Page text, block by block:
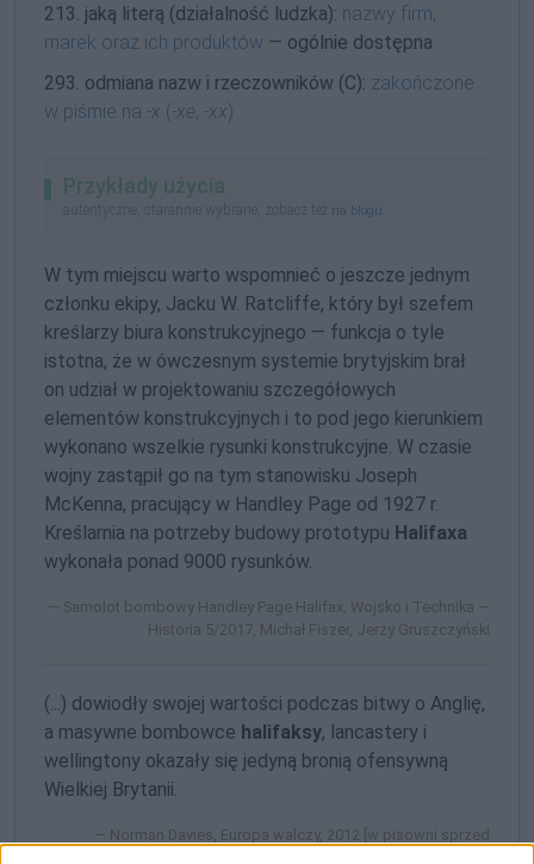
213. jaką literą (działalność ludzka): nazwy firm,
marek oraz ich produktów — ogólnie dostępna
293. odmiana nazw i rzeczowników (C): zakończone
w piśmie na -x (-xe, -xx)
Przykłady użycia
autentyczne, starannie wybrane, zobacz też na blogu
W tym miejscu warto wspomnieć o jeszcze jednym
członku ekipy, Jacku W. Ratcliffe, który był szefem
kreślarzy biura konstrukcyjnego — funkcja o tyle
istotna, że w ówczesnym systemie brytyjskim brał
on udział w projektowaniu szczegółowych
elementów konstrukcyjnych i to pod jego kierunkiem
wykonano wszelkie rysunki konstrukcyjne. W czasie
wojny zastąpił go na tym stanowisku Joseph
McKenna, pracujący w Handley Page od 1927 r.
Kreślarnia na potrzeby budowy prototypu Halifaxa
wykonała ponad 9000 rysunków.
Samolot bombowy Handley Page Halifax, Wojsko i Technika —
Historia 5/2017, Michał Fiszer, Jerzy Gruszczyński
(...) dowiodły swojej wartości podczas bitwy o Anglię,
a masywne bombowce halifaksy, lancastery i
wellingtony okazały się jedyną bronią ofensywną
Wielkiej Brytanii.
Norman Davies, Europa walczy, 2012 [w pisowni sprzed